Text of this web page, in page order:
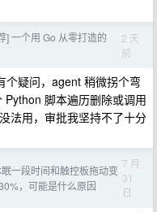
] 一个用 Go 从零打造的
2 天
前
个疑问，agent 稍微拐个弯
脚本遍历删除或调用
法用，审批我坚持不了十分
一段时间和触控板拖动变
，可能是什么原因
7 月
31
日